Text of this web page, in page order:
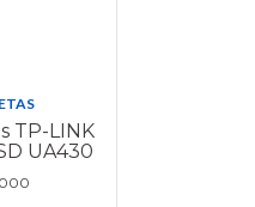
TP-LINK
UA430